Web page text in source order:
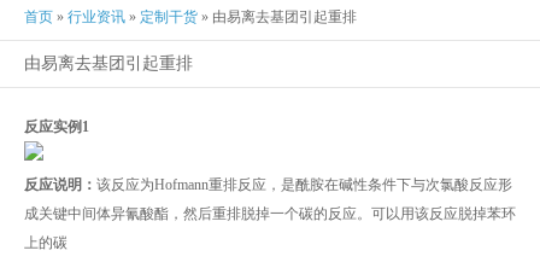
首页 » 行业资讯 » 定制干货 » 由易离去基团引起重排
由易离去基团引起重排
反应实例1
反应说明： 该反应为Hofmann重排反应，是酰胺在碱性条件下与次氯酸反应形
成关键中间体异氰酸酯，然后重排脱掉一个碳的反应。可以用该反应脱掉苯环
上的碳